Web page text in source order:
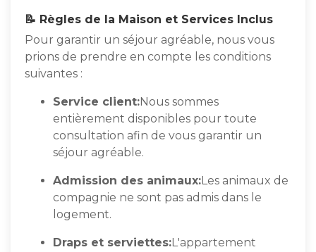
📝 Règles de la Maison et Services Inclus
Pour garantir un séjour agréable, nous vous
prions de prendre en compte les conditions
suivantes :
Service client:Nous sommes
entièrement disponibles pour toute
consultation afin de vous garantir un
séjour agréable.
Admission des animaux:Les animaux de
compagnie ne sont pas admis dans le
logement.
Draps et serviettes:L'appartement